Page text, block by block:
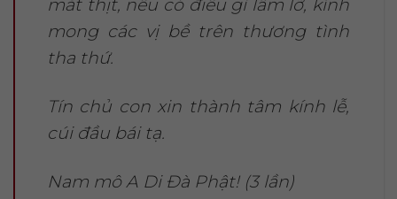
mong các vị bề trên thương tình
tha thứ.
Tín chủ con xin thành tâm kính lễ,
cúi đầu bái tạ.
Nam mô A Di Đà Phật! (3 lần)